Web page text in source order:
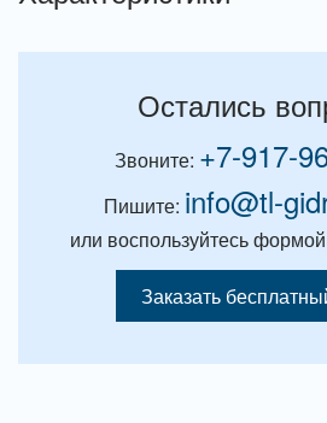
Остались
Звоните: +7-917-
Пишите: info@tl-
или воспользуйтесь
Заказать